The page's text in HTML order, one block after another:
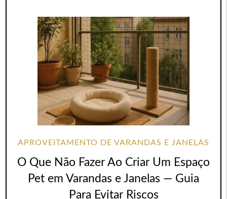
APROVEITAMENTO DE VARANDAS E JANELAS
O Que Não Fazer Ao Criar Um Espaço
Pet em Varandas e Janelas — Guia
Para Evitar Riscos